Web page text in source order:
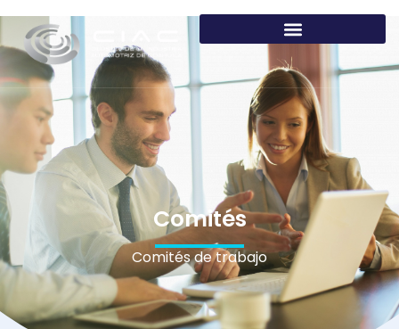
Comités
Comités de trabajo